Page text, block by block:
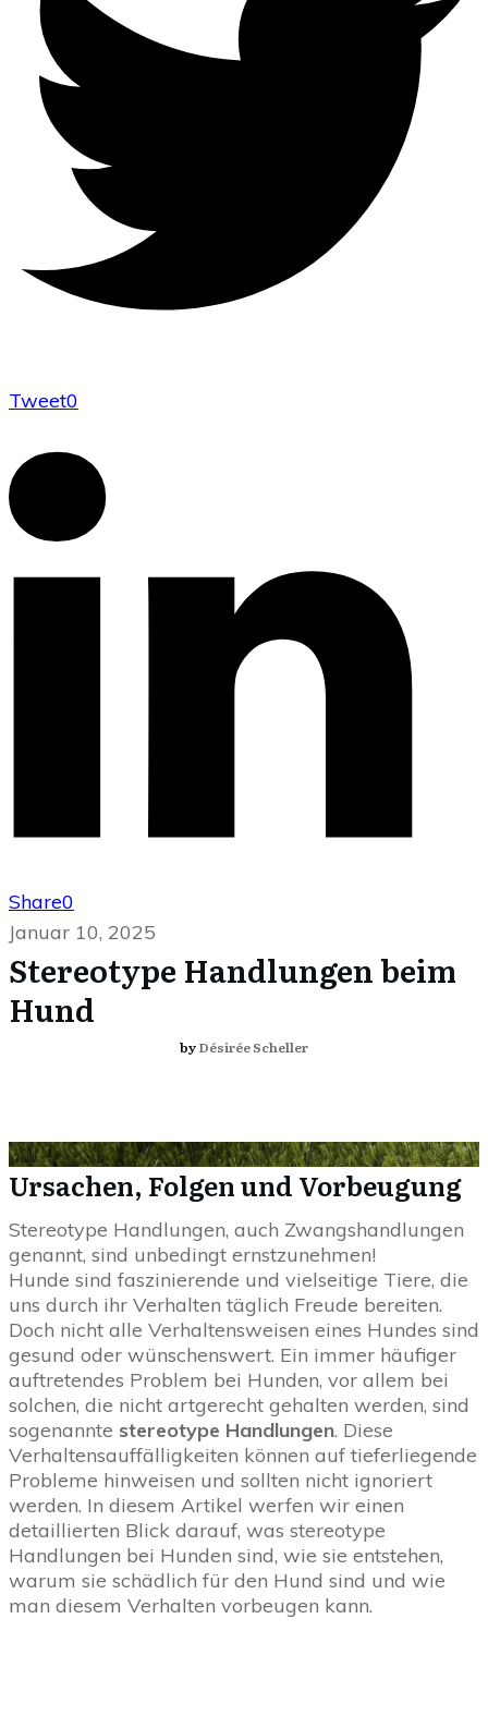
Tweet0
Share0
Januar 10, 2025
Stereotype Handlungen beim
Hund
byDésirée Scheller
Ursachen, Folgen und Vorbeugung
Stereotype Handlungen, auch Zwangshandlungen
genannt, sind unbedingt ernstzunehmen!
Hunde sind faszinierende und vielseitige Tiere, die
uns durch ihr Verhalten täglich Freude bereiten.
Doch nicht alle Verhaltensweisen eines Hundes sind
gesund oder wünschenswert. Ein immer häufiger
auftretendes Problem bei Hunden, vor allem bei
solchen, die nicht artgerecht gehalten werden, sind
sogenannte stereotype Handlungen. Diese
Verhaltensauffälligkeiten können auf tieferliegende
Probleme hinweisen und sollten nicht ignoriert
werden. In diesem Artikel werfen wir einen
detaillierten Blick darauf, was stereotype
Handlungen bei Hunden sind, wie sie entstehen,
warum sie schädlich für den Hund sind und wie
man diesem Verhalten vorbeugen kann.